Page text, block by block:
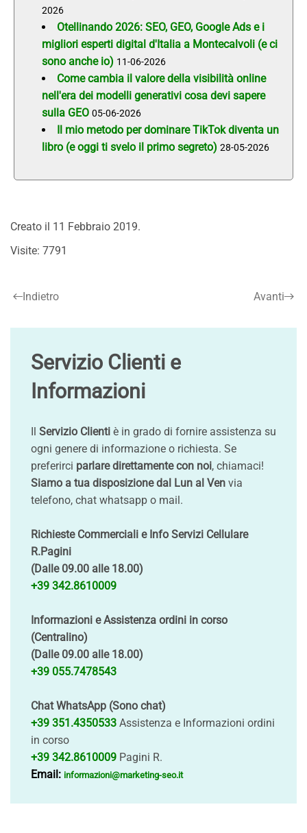
2026
Otellinando 2026: SEO, GEO, Google Ads e i
migliori esperti digital d'Italia a Montecalvoli (e ci
sono anche io) 11-06-2026
Come cambia il valore della visibilità online
nell'era dei modelli generativi cosa devi sapere
sulla GEO 05-06-2026
Il mio metodo per dominare TikTok diventa un
libro (e oggi ti svelo il primo segreto) 28-05-2026
Creato il 11 Febbraio 2019.
Visite: 7791
Indietro Avanti
Servizio Clienti e
Informazioni
Il Servizio Clienti è in grado di fornire assistenza su
ogni genere di informazione o richiesta. Se
preferirci parlare direttamente con noi, chiamaci!
Siamo a tua disposizione dal Lun al Ven via
telefono, chat whatsapp o mail.
Richieste Commerciali e Info Servizi Cellulare
R.Pagini
(Dalle 09.00 alle 18.00)
+39 342.8610009
Informazioni e Assistenza ordini in corso
(Centralino)
(Dalle 09.00 alle 18.00)
+39 055.7478543
Chat WhatsApp (Sono chat)
+39 351.4350533 Assistenza e Informazioni ordini
in corso
+39 342.8610009 Pagini R.
Email: informazioni@marketing-seo.it